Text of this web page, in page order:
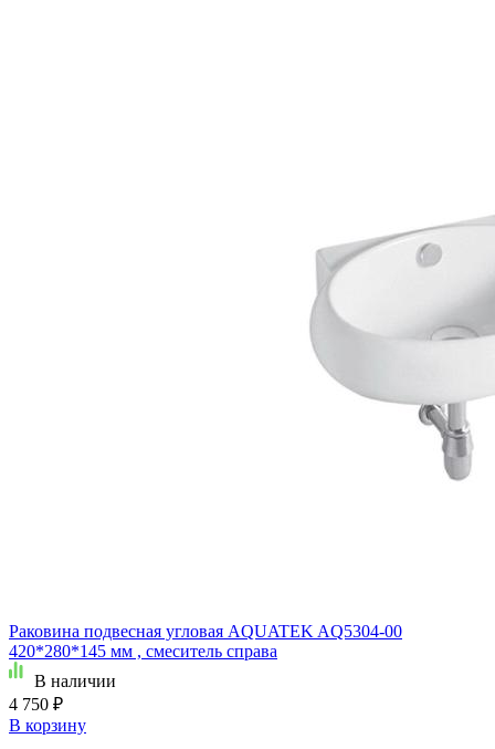
Раковина подвесная угловая AQUATEK AQ5304-00
420*280*145 мм , смеситель справа
В наличии
4 750 ₽
В корзину